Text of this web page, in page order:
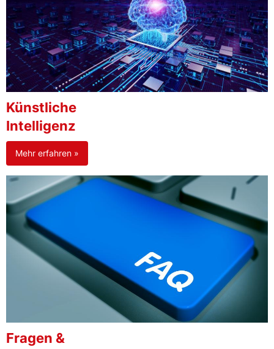
Künstliche
Intelligenz
Mehr erfahren »
Fragen &